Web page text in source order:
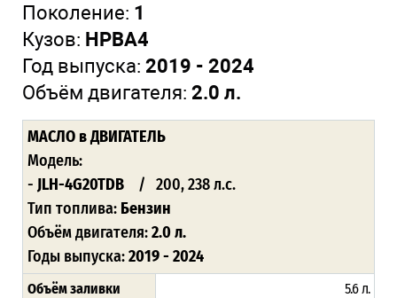
Поколение: 1
Кузов: HPBA4
Год выпуска: 2019 - 2024
Объём двигателя: 2.0 л.
МАСЛО в ДВИГАТЕЛЬ
Модель:
- JLH-4G20TDB / 200, 238 л.с.
Тип топлива: Бензин
Объём двигателя:2.0 л.
Годы выпуска:2019 - 2024
Объём заливки 5.6 л.